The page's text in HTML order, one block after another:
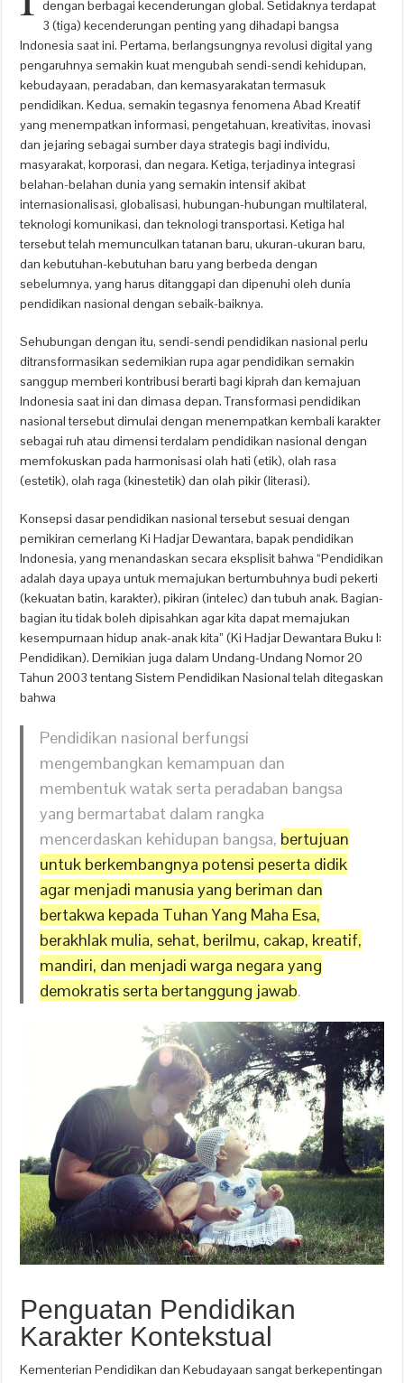
dengan berbagai kecenderungan global. Setidaknya terdapat
3 (tiga) kecenderungan penting yang dihadapi bangsa
Indonesia saat ini. Pertama, berlangsungnya revolusi digital yang
pengaruhnya semakin kuat mengubah sendi-sendi kehidupan,
kebudayaan, peradaban, dan kemasyarakatan termasuk
pendidikan. Kedua, semakin tegasnya fenomena Abad Kreatif
yang menempatkan informasi, pengetahuan, kreativitas, inovasi
dan jejaring sebagai sumber daya strategis bagi individu,
masyarakat, korporasi, dan negara. Ketiga, terjadinya integrasi
belahan-belahan dunia yang semakin intensif akibat
internasionalisasi, globalisasi, hubungan-hubungan multilateral,
teknologi komunikasi, dan teknologi transportasi. Ketiga hal
tersebut telah memunculkan tatanan baru, ukuran-ukuran baru,
dan kebutuhan-kebutuhan baru yang berbeda dengan
sebelumnya, yang harus ditanggapi dan dipenuhi oleh dunia
pendidikan nasional dengan sebaik-baiknya.
Sehubungan dengan itu, sendi-sendi pendidikan nasional perlu
ditransformasikan sedemikian rupa agar pendidikan semakin
sanggup memberi kontribusi berarti bagi kiprah dan kemajuan
Indonesia saat ini dan dimasa depan. Transformasi pendidikan
nasional tersebut dimulai dengan menempatkan kembali karakter
sebagai ruh atau dimensi terdalam pendidikan nasional dengan
memfokuskan pada harmonisasi olah hati (etik), olah rasa
(estetik), olah raga (kinestetik) dan olah pikir (literasi).
Konsepsi dasar pendidikan nasional tersebut sesuai dengan
pemikiran cemerlang Ki Hadjar Dewantara, bapak pendidikan
Indonesia, yang menandaskan secara eksplisit bahwa “Pendidikan
adalah daya upaya untuk memajukan bertumbuhnya budi pekerti
(kekuatan batin, karakter), pikiran (intelec) dan tubuh anak. Bagian-
bagian itu tidak boleh dipisahkan agar kita dapat memajukan
kesempurnaan hidup anak-anak kita” (Ki Hadjar Dewantara Buku I:
Pendidikan). Demikian juga dalam Undang-Undang Nomor 20
Tahun 2003 tentang Sistem Pendidikan Nasional telah ditegaskan
bahwa
Pendidikan nasional berfungsi
mengembangkan kemampuan dan
membentuk watak serta peradaban bangsa
yang bermartabat dalam rangka
mencerdaskan kehidupan bangsa, bertujuan
untuk berkembangnya potensi peserta didik
agar menjadi manusia yang beriman dan
bertakwa kepada Tuhan Yang Maha Esa,
berakhlak mulia, sehat, berilmu, cakap, kreatif,
mandiri, dan menjadi warga negara yang
demokratis serta bertanggung jawab.
Penguatan Pendidikan
Karakter Kontekstual
Kementerian Pendidikan dan Kebudayaan sangat berkepentingan